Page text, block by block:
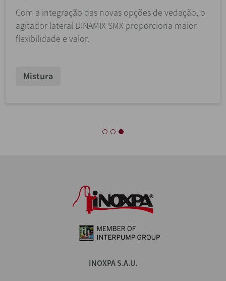
Com a integração das novas opções de vedação, o
agitador lateral DINAMIX SMX proporciona maior
flexibilidade e valor.
Mistura
INOXPA S.A.U.